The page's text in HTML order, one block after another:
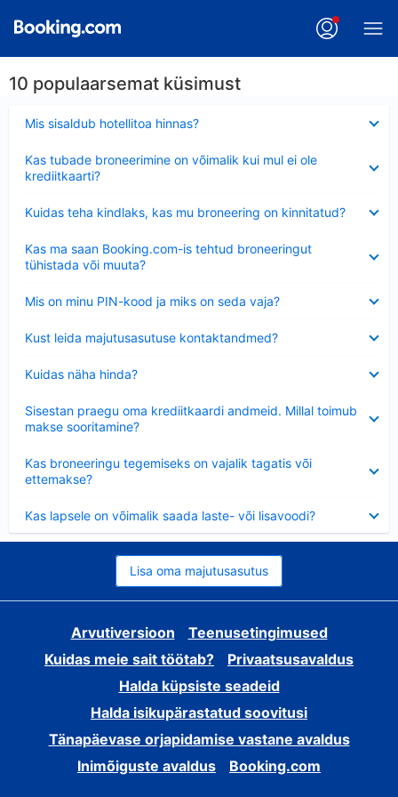
10 populaarsemat küsimust
Mis sisaldub hotellitoa hinnas?
Kas tubade broneerimine on võimalik kui mul ei ole
krediitkaarti?
Kuidas teha kindlaks, kas mu broneering on kinnitatud?
Kas ma saan Booking.com-is tehtud broneeringut
tühistada või muuta?
Mis on minu PIN-kood ja miks on seda vaja?
Kust leida majutusasutuse kontaktandmed?
Kuidas näha hinda?
Sisestan praegu oma krediitkaardi andmeid. Millal toimub
makse sooritamine?
Kas broneeringu tegemiseks on vajalik tagatis või
ettemakse?
Kas lapsele on võimalik saada laste- või lisavoodi?
Lisa oma majutusasutus
Arvutiversioon
Teenusetingimused
Kuidas meie sait töötab?
Privaatsusavaldus
Halda küpsiste seadeid
Halda isikupärastatud soovitusi
Tänapäevase orjapidamise vastane avaldus
Inimõiguste avaldus
Booking.com